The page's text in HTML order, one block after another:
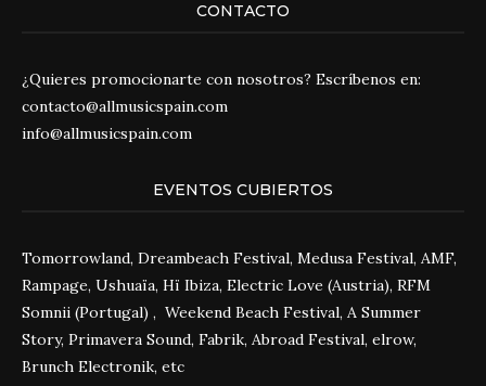
CONTACTO
¿Quieres promocionarte con nosotros? Escríbenos en:
contacto@allmusicspain.com
info@allmusicspain.com
EVENTOS CUBIERTOS
Tomorrowland, Dreambeach Festival, Medusa Festival, AMF,
Rampage, Ushuaïa, Hï Ibiza, Electric Love (Austria), RFM
Somnii (Portugal) , Weekend Beach Festival, A Summer
Story, Primavera Sound, Fabrik, Abroad Festival, elrow,
Brunch Electronik, etc